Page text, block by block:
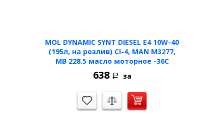
MOL DYNAMIC SYNT DIESEL Е4 10W-40
(195л, на розлив) CI-4, MAN M3277,
MB 228.5 масло моторное -36C
638 Р за